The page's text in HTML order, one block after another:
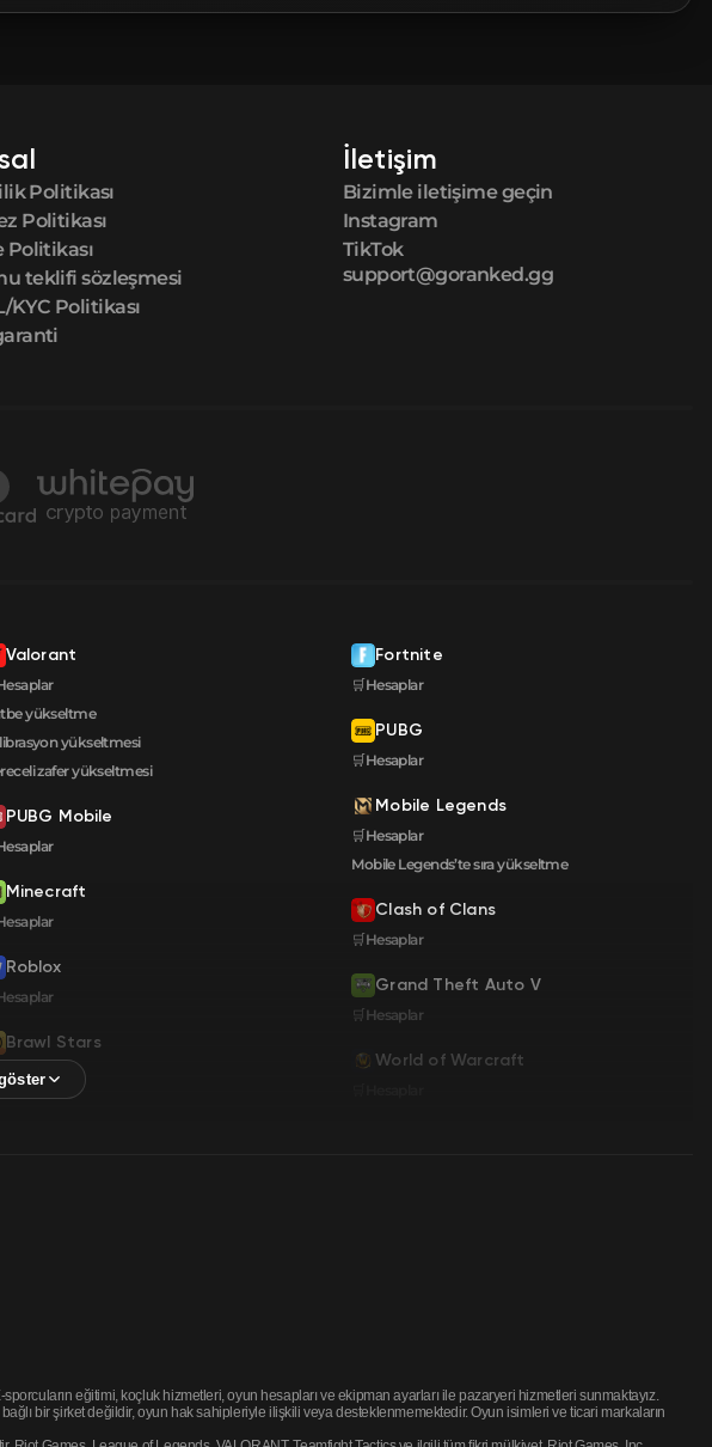
Politikası
Politikası
Politikası
teklifi sözleşmesi
KYC Politikası
İletişim
Bizimle iletişime geçin
Instagram
TikTok
support@goranked.gg
Valorant
yükseltme
yükseltmesi
zafer yükseltmesi
PUBG Mobile
Minecraft
Roblox
Brawl Stars
Fortnite
🛒Hesaplar
PUBG
🛒Hesaplar
Mobile Legends
🛒Hesaplar
Mobile Legends’te sıra yükseltme
Clash of Clans
🛒Hesaplar
Grand Theft Auto V
🛒Hesaplar
World of Warcraft
eğitimi, koçluk hizmetleri, oyun hesapları ve ekipman ayarları ile pazaryeri hizmetleri sunmaktayız.
bir şirket değildir, oyun hak sahipleriyle ilişkili veya desteklenmemektedir. Oyun isimleri ve ticari markaların